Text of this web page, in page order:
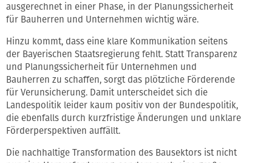
ausgerechnet in einer Phase, in der Planungssicherheit
für Bauherren und Unternehmen wichtig wäre.
Hinzu kommt, dass eine klare Kommunikation seitens
der Bayerischen Staatsregierung fehlt. Statt Transparenz
und Planungssicherheit für Unternehmen und
Bauherren zu schaffen, sorgt das plötzliche Förderende
für Verunsicherung. Damit unterscheidet sich die
Landespolitik leider kaum positiv von der Bundespolitik,
die ebenfalls durch kurzfristige Änderungen und unklare
Förderperspektiven auffällt.
Die nachhaltige Transformation des Bausektors ist nicht